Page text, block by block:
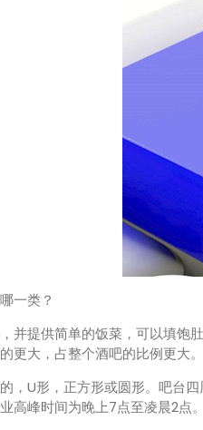
一类？
提供简单的饭菜，可以填饱
更大，占整个酒吧的比例更大。
U形，正方形或圆形。吧台四
高峰时间为晚上7点至凌晨2点。